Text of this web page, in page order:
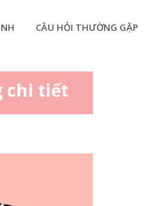
CÂU HỎI THƯỜNG GẶP
chi tiết